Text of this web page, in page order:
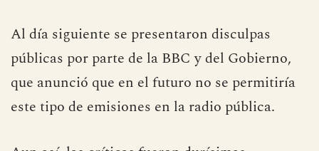
Al día siguiente se presentaron disculpas
públicas por parte de la BBC y del Gobierno,
que anunció que en el futuro no se permitiría
este tipo de emisiones en la radio pública.